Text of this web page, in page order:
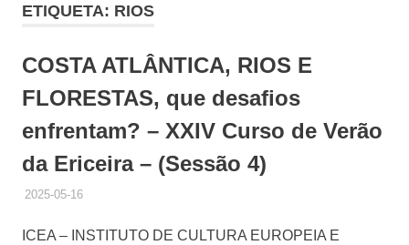
ETIQUETA: RIOS
COSTA ATLÂNTICA, RIOS E
FLORESTAS, que desafios
enfrentam? – XXIV Curso de Verão
da Ericeira – (Sessão 4)
2025-05-16ADMINISTRADOR
HISTÓRICO DE ACTIVIDADES
ICEA – INSTITUTO DE CULTURA EUROPEIA E